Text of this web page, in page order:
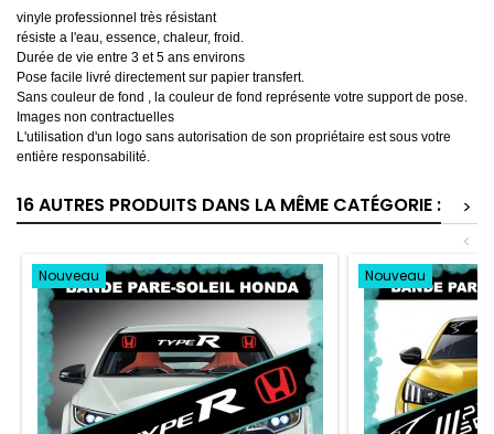
vinyle professionnel très résistant
résiste a l'eau, essence, chaleur, froid.
Durée de vie entre 3 et 5 ans environs
Pose facile livré directement sur papier transfert.
Sans couleur de fond , la couleur de fond représente votre support de pose.
Images non contractuelles
L'utilisation d'un logo sans autorisation de son propriétaire est sous votre
entière responsabilité.
16 AUTRES PRODUITS DANS LA MÊME CATÉGORIE :
>
<
Nouveau Nouveau